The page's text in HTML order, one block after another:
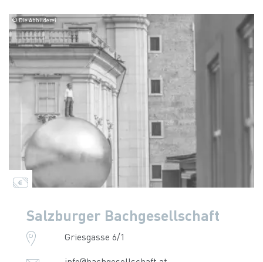
© Die Abbilderei
Salzburger Bachgesellschaft
Griesgasse 6/1